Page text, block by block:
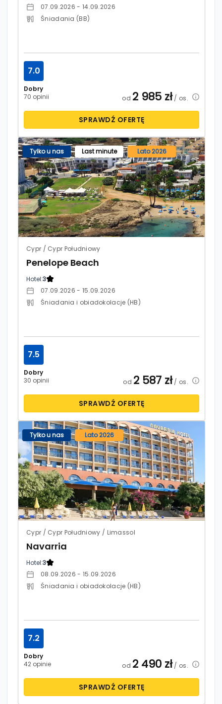
07.09.2026 - 14.09.2026
Śniadania (BB)
Dobry
70 opinii
7.0
od 2 985 zł/ os.
SPRAWDŹ OFERTĘ
Tylko u nas Last minute Lato 2026
Cypr / Cypr Południowy
Penelope Beach
Hotel:3
07.09.2026 - 15.09.2026
Śniadania i obiadokolacje (HB)
Dobry
30 opinii
7.5
od 2 587 zł/ os.
SPRAWDŹ OFERTĘ
Tylko u nas Lato 2026
Cypr / Cypr Południowy / Limassol
Navarria
Hotel:3
08.09.2026 - 15.09.2026
Śniadania i obiadokolacje (HB)
Dobry
42 opinie
7.2
od 2 490 zł/ os.
SPRAWDŹ OFERTĘ